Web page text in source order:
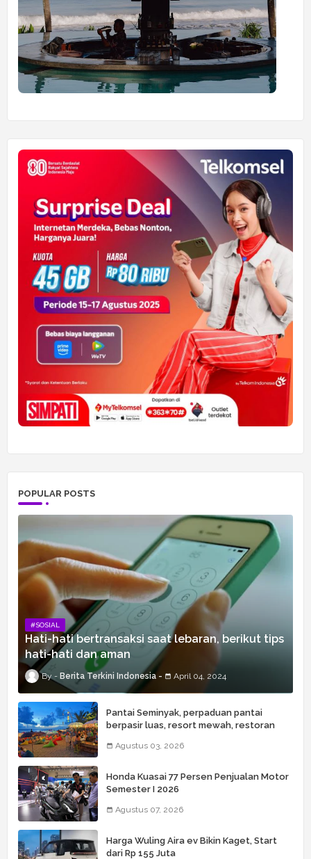
POPULAR POSTS
#SOSIAL
Hati-hati bertransaksi saat lebaran, berikut tips
hati-hati dan aman
Berita Terkini Indonesia April 04, 2024
Pantai Seminyak, perpaduan pantai
berpasir luas, resort mewah, restoran
Agustus 03, 2026
Honda Kuasai 77 Persen Penjualan Motor
Semester I 2026
Agustus 07, 2026
Harga Wuling Aira ev Bikin Kaget, Start
dari Rp 155 Juta